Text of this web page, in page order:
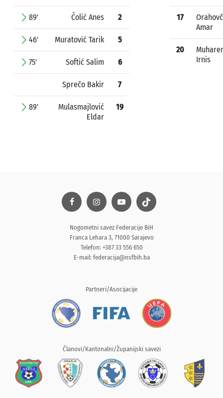
89' Čolić Anes 2
46' Muratović Tarik 5
75' Softić Salim 6
Sprečo Bakir 7
89'
Mulasmajlović
Eldar
19
17
Amar
20
Irnis
Nogometni savez Federacije BiH
Franca Lehara 3, 71000 Sarajevo
Telefon: +387 33 556 650
E-mail: federacija@nsfbih.ba
Partneri/Asocijacije
Članovi/Kantonalni/Županijski savezi